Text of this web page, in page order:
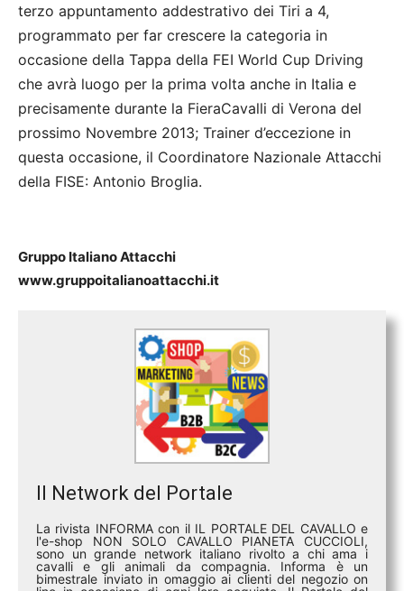
terzo appuntamento addestrativo dei Tiri a 4,
programmato per far crescere la categoria in
occasione della Tappa della FEI World Cup Driving
che avrà luogo per la prima volta anche in Italia e
precisamente durante la FieraCavalli di Verona del
prossimo Novembre 2013; Trainer d’eccezione in
questa occasione, il Coordinatore Nazionale Attacchi
della FISE: Antonio Broglia.
Gruppo Italiano Attacchi
www.gruppoitalianoattacchi.it
Il Network del Portale
La rivista INFORMA con il IL PORTALE DEL CAVALLO e
l'e-shop NON SOLO CAVALLO PIANETA CUCCIOLI,
sono un grande network italiano rivolto a chi ama i
cavalli e gli animali da compagnia. Informa è un
bimestrale inviato in omaggio ai clienti del negozio on